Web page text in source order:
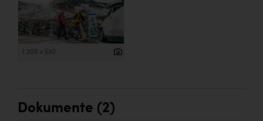
1 200 x 630
Dokumente (2)